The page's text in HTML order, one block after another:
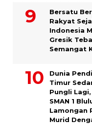
Bersatu
Rakyat
Indonesia
Gresik
Semangat
Dunia
Timur
Pungli
SMAN 1
Lamongan
Murid